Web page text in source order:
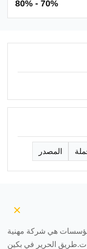
70% - 80%
المصدر
هي شركة مهنية
الحرير في بكين